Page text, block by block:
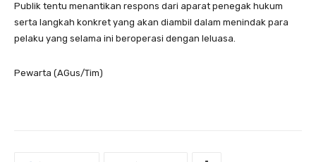
Publik tentu menantikan respons dari aparat penegak hukum
serta langkah konkret yang akan diambil dalam menindak para
pelaku yang selama ini beroperasi dengan leluasa.
Pewarta (AGus/Tim)